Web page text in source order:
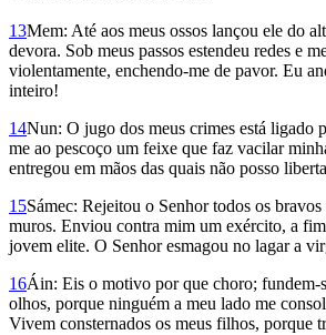
13Mem: Até aos meus ossos lançou ele do
devora. Sob meus passos estendeu redes e
violentamente, enchendo-me de pavor. Eu
inteiro!
14Nun: O jugo dos meus crimes está ligado
me ao pescoço um feixe que faz vacilar
entregou em mãos das quais não posso
15Sámec: Rejeitou o Senhor todos os
muros. Enviou contra mim um exército, a
jovem elite. O Senhor esmagou no lagar a
16Áin: Eis o motivo por que choro; fundem-
olhos, porque ninguém a meu lado me
Vivem consternados os meus filhos, porque